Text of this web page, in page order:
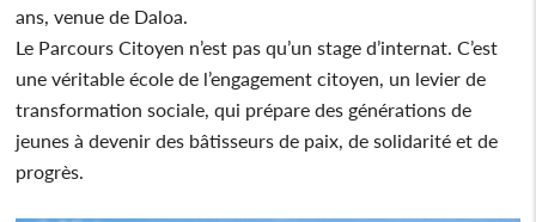
ans, venue de Daloa.
Le Parcours Citoyen n’est pas qu’un stage d’internat. C’est
une véritable école de l’engagement citoyen, un levier de
transformation sociale, qui prépare des générations de
jeunes à devenir des bâtisseurs de paix, de solidarité et de
progrès.